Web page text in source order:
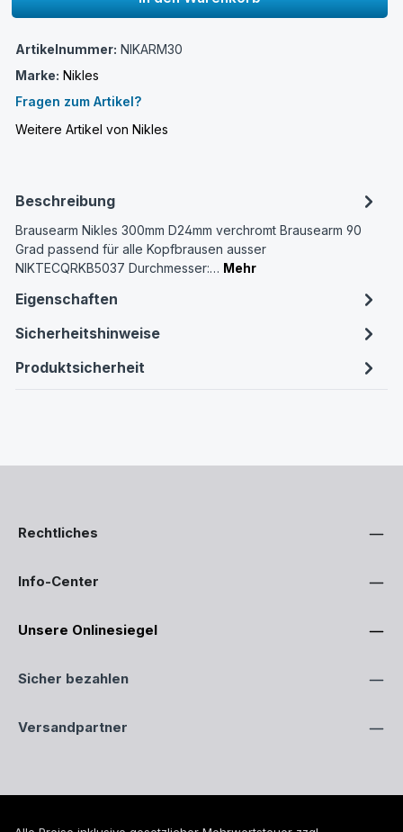
Artikelnummer: NIKARM30
Marke: Nikles
Fragen zum Artikel?
Weitere Artikel von Nikles
Beschreibung
Brausearm Nikles 300mm D24mm verchromt Brausearm 90
Grad passend für alle Kopfbrausen ausser
NIKTECQRKB5037 Durchmesser:… Mehr
Eigenschaften
Sicherheitshinweise
Produktsicherheit
Rechtliches
Info-Center
Unsere Onlinesiegel
Sicher bezahlen
Versandpartner